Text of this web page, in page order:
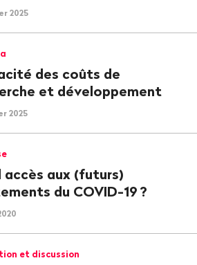
2025
des coûts de
et développement
2025
accès aux (futurs)
du COVID-19?
et discussion